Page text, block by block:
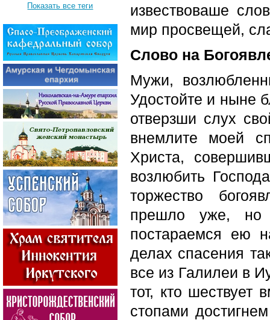
извествоваше
мир просвещей,
Слово на
Мужи,
Удостойте и ныне
отверзши слух
внемлите моей
Христа,
возлюбить
торжество
прешло уже, но
постараемся ею
делах спасения
все из Галилеи в
тот, кто
стопами
Показать все теги